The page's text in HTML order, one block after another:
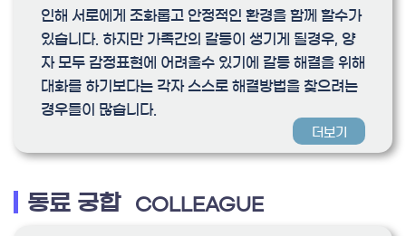
인해 서로에게 조화롭고 안정적인 환경을 함께 할수가
있습니다. 하지만 가족간의 갈등이 생기게 될경우, 양
자 모두 감정표현에 어려울수 있기에 갈등 해결을 위해
대화를 하기보다는 각자 스스로 해결방법을 찾으려는
경우들이 많습니다.
더보기
동료 궁합 COLLEAGUE